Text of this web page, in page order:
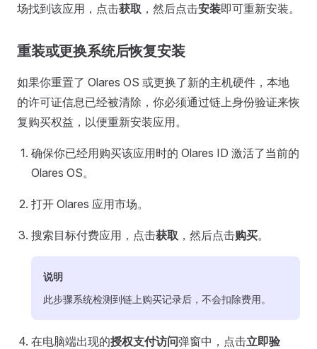
场找到该应用，点击获取 ，然后点击安装即可重新安装。
重装或更换系统后恢复安装
如果你重置了 Olares OS 或更换了新的主机硬件，本地
的许可证信息已经被清除，你必须通过链上身份验证来恢
复购买权益，以便重新安装应用。
确保你已经用购买该应用时的 Olares ID 激活了当前的
Olares OS。
打开 Olares 应用市场。
搜索目标付费应用，点击获取 ，然后点击购买。
说明
此步骤系统检测到链上购买记录后，不会扣除费用。
在电脑端出现的授权支付访问弹窗中，点击立即验